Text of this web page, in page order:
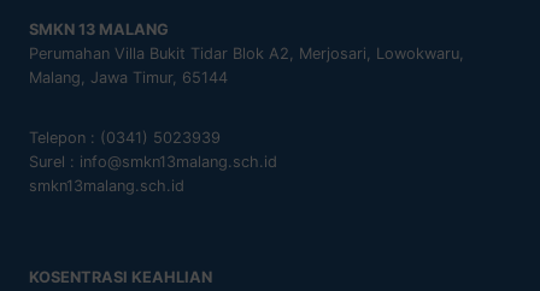
SMKN 13 MALANG
Perumahan Villa Bukit Tidar Blok A2, Merjosari, Lowokwaru,
Malang, Jawa Timur, 65144
Telepon : (0341) 5023939
Surel : info@smkn13malang.sch.id
smkn13malang.sch.id
KOSENTRASI KEAHLIAN